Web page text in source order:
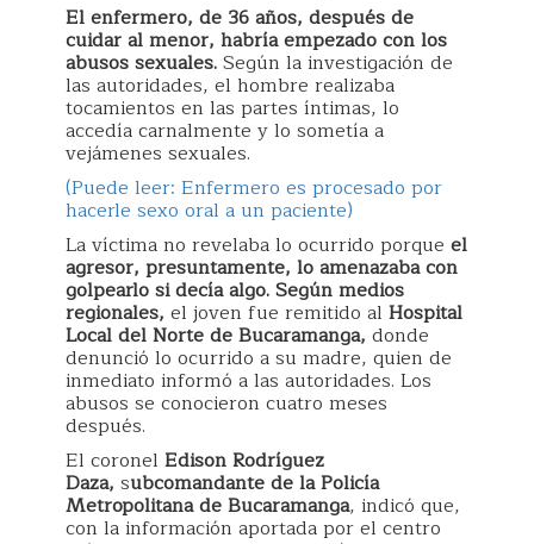
El enfermero, de 36 años, después de
cuidar al menor, habría empezado con los
abusos sexuales.Según la investigación de
las autoridades, el hombre realizaba
tocamientos en las partes íntimas, lo
accedía carnalmente y lo sometía a
vejámenes sexuales.
(Puede leer: Enfermero es procesado por
hacerle sexo oral a un paciente)
La víctima no revelaba lo ocurrido porque el
agresor, presuntamente, lo amenazaba con
golpearlo si decía algo. Según medios
regionales, el joven fue remitido al Hospital
Local del Norte de Bucaramanga, donde
denunció lo ocurrido a su madre, quien de
inmediato informó a las autoridades. Los
abusos se conocieron cuatro meses
después.
El coronel Edison Rodríguez
Daza, subcomandante de la Policía
Metropolitana de Bucaramanga, indicó que,
con la información aportada por el centro